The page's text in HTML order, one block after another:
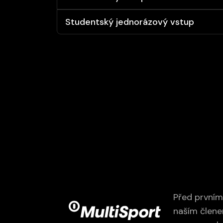
Studentský jednorázový vstup
Před
naším